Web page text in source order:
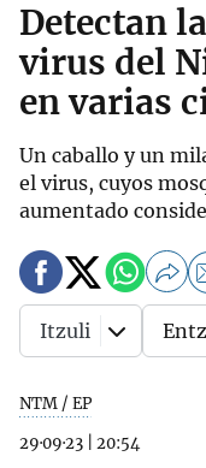
Detectan
virus del
en varias
Un caballo y un
el virus, cuyos
aumentado
NTM / EP
29·09·23
20:54
Itzuli